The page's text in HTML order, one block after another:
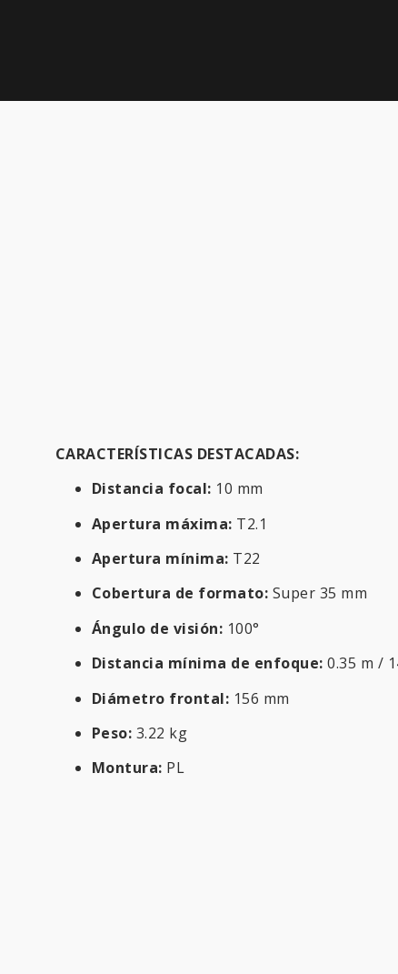
CARACTERÍSTICAS DESTACADAS:
Distancia focal: 10 mm
Apertura máxima: T2.1
Apertura mínima: T22
Cobertura de formato: Super 35 mm
Ángulo de visión: 100°
Distancia mínima de enfoque: 0.35 m /
Diámetro frontal: 156 mm
Peso: 3.22 kg
Montura: PL